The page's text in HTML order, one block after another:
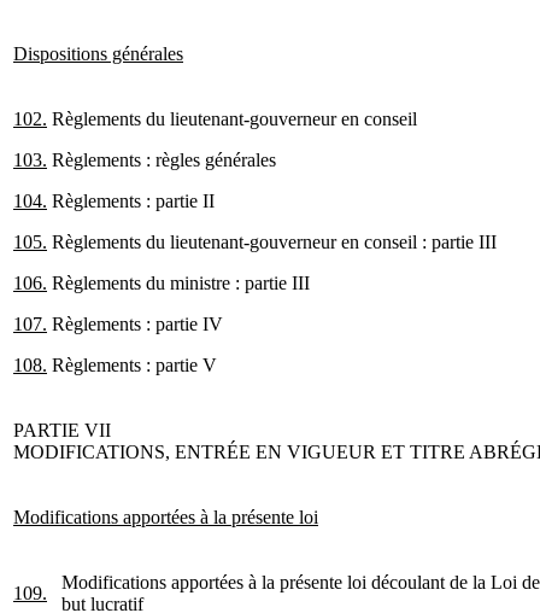
Dispositions générales
102.
103.
104.
105.
106.
107.
108.
Règlements du lieutenant-gouverneur en conseil
Règlements : règles générales
Règlements : partie II
Règlements du lieutenant-gouverneur en conseil : partie III
Règlements du ministre : partie III
Règlements : partie IV
Règlements : partie V
PARTIE VII
MODIFICATIONS, ENTRÉE EN VIGUEUR ET TITRE
Modifications apportées à la présente loi
109.
Modifications apportées à la présente loi découlant de la Loi
but lucratif